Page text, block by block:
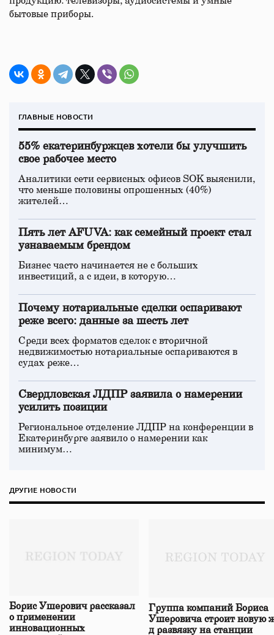
бытовые приборы.
ГЛАВНЫЕ НОВОСТИ
55% екатеринбуржцев хотели бы улучшить
свое рабочее место
Аналитики сети сервисных офисов SOK выяснили,
что меньше половины опрошенных (40%)
жителей…
Пять лет AFUVA: как семейный проект стал
узнаваемым брендом
Бизнес часто начинается не с больших
инвестиций, а с идеи, в которую…
Почему нотариальные сделки оспаривают
реже всего: данные за шесть лет
Среди всех форматов сделок с вторичной
недвижимостью нотариальные оспариваются в
судах реже…
Свердловская ЛДПР заявила о намерении
усилить позиции
Региональное отделение ЛДПР на конференции в
Екатеринбурге заявило о намерении как
минимум…
ДРУГИЕ НОВОСТИ
Борис Ушерович рассказал
о применении
инновационных
Группа компаний Бориса
Ушеровича строит новую
д развязку на станции